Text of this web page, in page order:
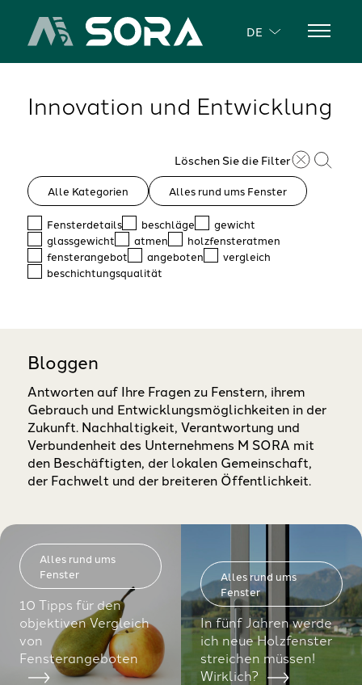
DE
Innovation und Entwicklung
Löschen Sie die Filter
Alle Kategorien Alles rund ums Fenster
Fensterdetails beschläge
gewicht
glassgewicht
atmen
holzfensteratmen
fensterangebot
angeboten
vergleich
beschichtungsqualität
Bloggen
Antworten auf Ihre Fragen zu Fenstern, ihrem
Gebrauch und Entwicklungsmöglichkeiten in der
Zukunft. Nachhaltigkeit, Verantwortung und
Verbundenheit des Unternehmens M SORA mit
den Beschäftigten, der lokalen Gemeinschaft,
der Fachwelt und der breiteren Öffentlichkeit.
Alles rund ums
Fenster
10 Tipps für den
objektiven Vergleich
von
Fensterangeboten
Alles rund ums
Fenster
In fünf Jahren werde
ich neue Holzfenster
streichen müssen!
Wirklich?